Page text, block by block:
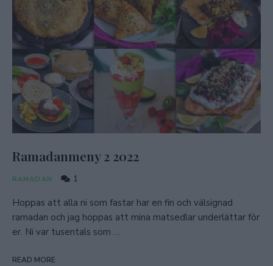
Ramadanmeny 2 2022
RAMADAN 1
Hoppas att alla ni som fastar har en fin och välsignad
ramadan och jag hoppas att mina matsedlar underlättar för
er. Ni var tusentals som …
READ MORE